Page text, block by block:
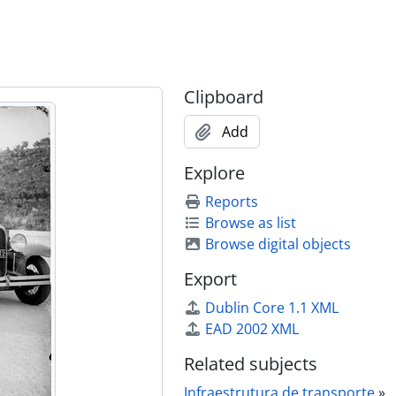
Clipboard
Add
Explore
Reports
Browse as list
Browse digital objects
Export
Dublin Core 1.1 XML
EAD 2002 XML
Related subjects